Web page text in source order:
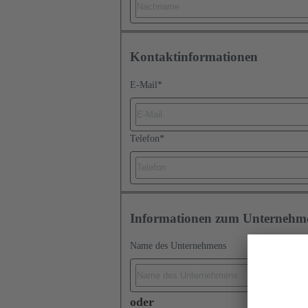
Kontaktinformationen
E-Mail *
Telefon*
Informationen zum
Name des Unternehmens
oder